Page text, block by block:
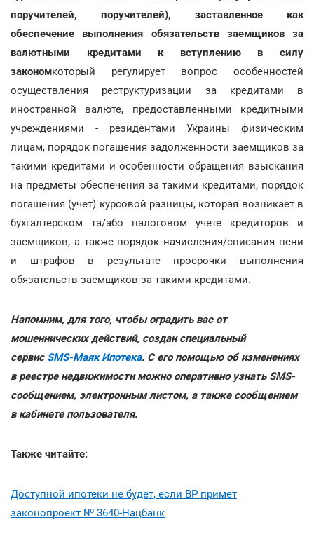
поручителей, поручителей), заставленное как
обеспечение выполнения обязательств заемщиков за
валютными кредитами к вступлению в силу
закономкоторый регулирует вопрос особенностей
осуществления реструктуризации за кредитами в
иностранной валюте, предоставленными кредитными
учреждениями - резидентами Украины физическим
лицам, порядок погашения задолженности заемщиков за
такими кредитами и особенности обращения взыскания
на предметы обеспечения за такими кредитами, порядок
погашения (учет) курсовой разницы, которая возникает в
бухгалтерском та/або налоговом учете кредиторов и
заемщиков, а также порядок начисления/списания пени
и штрафов в результате просрочки выполнения
обязательств заемщиков за такими кредитами.
Напомним, для того, чтобы оградить вас от
мошеннических действий, создан специальный
сервис SMS-Маяк Ипотека. С его помощью об изменениях
в реестре недвижимости можно оперативно узнать SMS-
сообщением, электронным листом, а также сообщением
в кабинете пользователя.
Также читайте:
Доступной ипотеки не будет, если ВР примет
законопроект № 3640-Нацбанк